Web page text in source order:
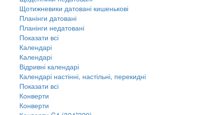
Щотижневики датовані кишенькові
Планінги датовані
Планінги недатовані
Показати всі
Календарі
Календарі
Відривні календарі
Календарі настінні, настільні, перекидні
Показати всі
Конверти
Конверти